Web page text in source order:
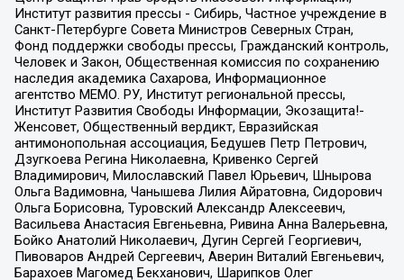
Институт развития прессы - Сибирь, Частное учреждение в
Санкт-Петербурге Совета Министров Северных Стран,
Фонд поддержки свободы прессы, Гражданский контроль,
Человек и Закон, Общественная комиссия по сохранению
наследия академика Сахарова, Информационное
агентство МЕМО. РУ, Институт региональной прессы,
Институт Развития Свободы Информации, Экозащита!-
Женсовет, Общественный вердикт, Евразийская
антимонопольная ассоциация, Бедушев Петр Петрович,
Дзугкоева Регина Николаевна, Кривенко Сергей
Владимирович, Милославский Павел Юрьевич, Шнырова
Ольга Вадимовна, Чанышева Лилия Айратовна, Сидорович
Ольга Борисовна, Туровский Александр Алексеевич,
Васильева Анастасия Евгеньевна, Ривина Анна Валерьевна,
Бойко Анатолий Николаевич, Дугин Сергей Георгиевич,
Пивоваров Андрей Сергеевич, Аверин Виталий Евгеньевич,
Барахоев Магомед Бекханович, Шарипков Олег